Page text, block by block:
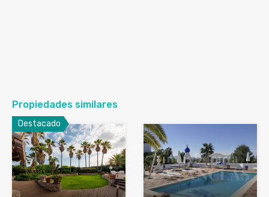
Propiedades similares
Destacado